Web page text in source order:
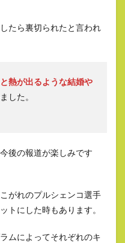
たら裏切られたと言われ
熱が出るような結婚や
した。
後の報道が楽しみです
がれのプルシェンコ選手
トにした時もあります。
ムによってそれぞれのキ